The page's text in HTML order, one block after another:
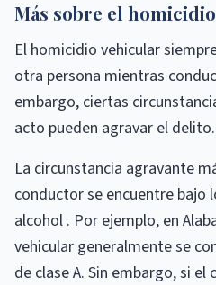
Más sobre el
El homicidio vehicular
otra persona mientras
embargo, ciertas
acto pueden agravar el delito.
La circunstancia agravante
conductor se encuentre bajo
alcohol . Por ejemplo, en
vehicular generalmente se
de clase A. Sin embargo, si